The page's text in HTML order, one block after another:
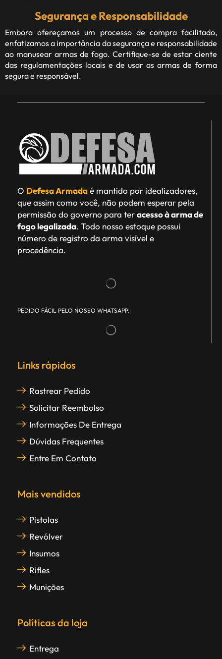
Segurança e Responsabilidade
Embora ofereçamos um processo de compra facilitado,
enfatizamos a importância da segurança e responsabilidade
ao manusear armas de fogo. Certifique-se de estar ciente
das regulamentações locais e de usar as armas de forma
segura e responsável.
O Defesa Armadaé mantido por idealizadores,
que assim como você, não podem esperar pela
permissão do governo para teracesso à arma de
fogo legalizada. Todo nosso estoque possui
número de registro da arma visível e
procedência.
PEDIDO FÁCIL PELO NOSSO WHATSAPP.
Links rápidos
Rastrear Pedido
Solicitar Reembolso
Informações De Entrega
Dúvidas Frequentes
Entre Em Contato
Mais vendidos
Pistolas
Revólver
Insumos
Rifles
Munições
Políticas da loja
Entrega